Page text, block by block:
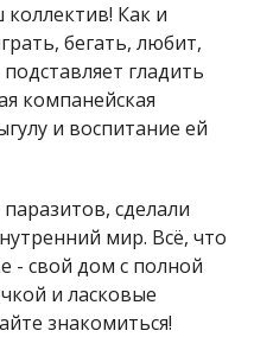
Как и
бегать, любит,
гладить
компанейская
и воспитание ей
сделали
мир. Всё, что
- свой дом с полной
и ласковые
знакомиться!